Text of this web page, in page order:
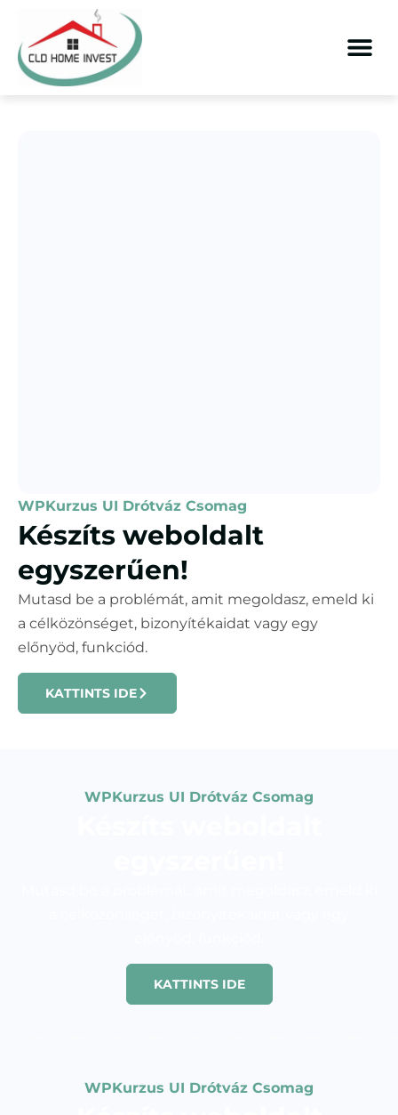
WPKurzus UI Drótváz Csomag
Készíts weboldalt
egyszerűen!
Mutasd be a problémát, amit megoldasz, emeld ki
a célközönséget, bizonyítékaidat vagy egy
előnyöd, funkciód.
KATTINTS IDE
WPKurzus UI Drótváz Csomag
KATTINTS IDE
WPKurzus UI Drótváz Csomag